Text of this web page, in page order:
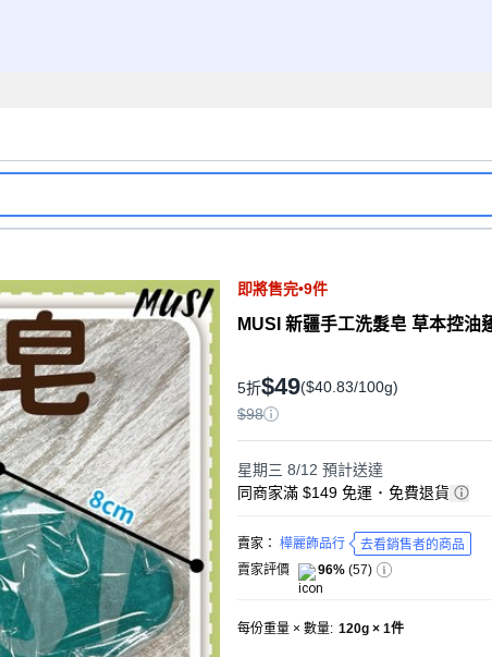
即將售完•9件
MUSI 新疆手工洗髮皂 草本控油
5折$49($40.83/100g)
$98
星期三 8/12 預計送達
同商家滿 $149 免運 ･ 免費退貨
賣家： 樺麗飾品行
去看銷售者的商品
賣家評價
96% (57)
每份重量 × 數量: 120g × 1件